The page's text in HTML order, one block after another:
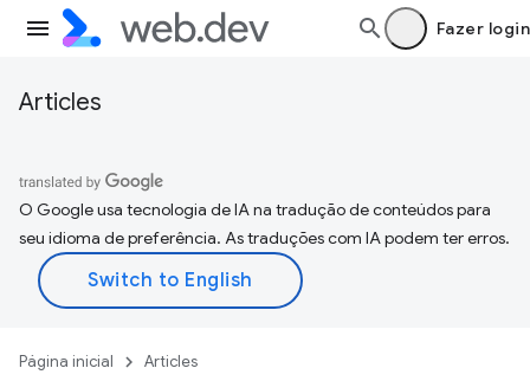
Fazer login
Articles
O Google usa tecnologia de IA na tradução de conteúdos para
seu idioma de preferência. As traduções com IA podem ter erros.
Página inicial Articles